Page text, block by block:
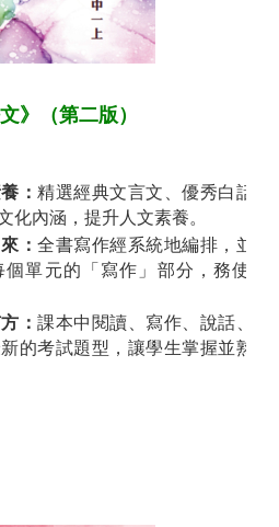
》（第二版）
： 精選經典文言文、優秀白話文
化內涵，提升人文素養。
： 全書寫作經系統地編排，並以
單元的「寫作」部分，務使學
： 課本中閱讀、寫作、說話、聆
的考試題型，讓學生掌握並熟習